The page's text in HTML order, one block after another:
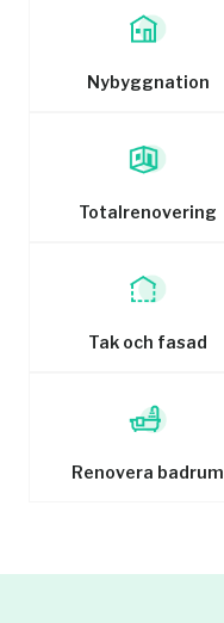
Nybyggnation
Totalrenovering
Tak och fasad
Renovera badrum